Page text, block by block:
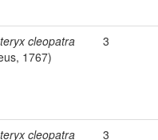
cleopatra
1767)
3
cleopatra
3